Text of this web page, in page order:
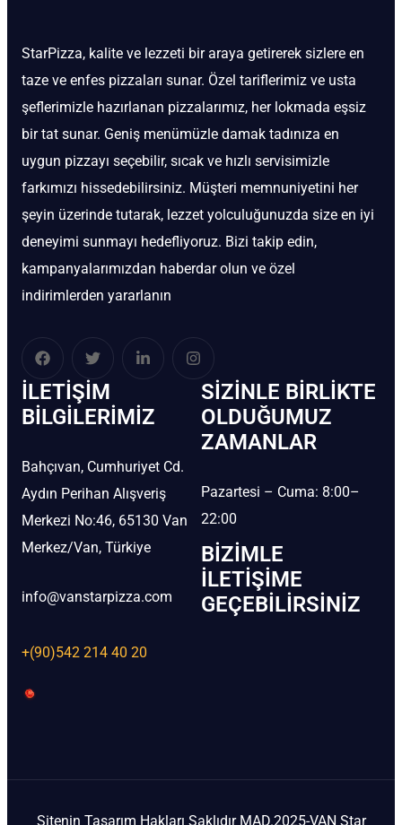
StarPizza, kalite ve lezzeti bir araya getirerek sizlere en
taze ve enfes pizzaları sunar. Özel tariflerimiz ve usta
şeflerimizle hazırlanan pizzalarımız, her lokmada eşsiz
bir tat sunar. Geniş menümüzle damak tadınıza en
uygun pizzayı seçebilir, sıcak ve hızlı servisimizle
farkımızı hissedebilirsiniz. Müşteri memnuniyetini her
şeyin üzerinde tutarak, lezzet yolculuğunuzda size en iyi
deneyimi sunmayı hedefliyoruz. Bizi takip edin,
kampanyalarımızdan haberdar olun ve özel
indirimlerden yararlanın
İLETIŞIM
BİLGILERIMIZ
Bahçıvan, Cumhuriyet Cd.
Aydın Perihan Alışveriş
Merkezi No:46, 65130 Van
Merkez/Van, Türkiye
info@vanstarpizza.com
+(90)542 214 40 20
SIZINLE BIRLIKTE
OLDUĞUMUZ
ZAMANLAR
Pazartesi – Cuma: 8:00–
22:00
BIZIMLE
İLETIŞIME
GEÇEBILIRSINIZ
Sitenin Tasarım Hakları Saklıdır MAD.2025-VAN Star